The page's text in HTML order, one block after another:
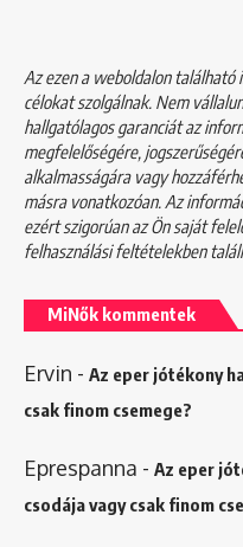
Az ezen a weboldalon
célokat szolgálnak. Nem
hallgatólagos garanciát az
megfelelőségére,
alkalmasságára vagy
másra vonatkozóan. Az
ezért szigorúan az Ön saját
felhasználási feltételekben
MiNők kommentek
Ervin - Az eper jótékony
csak finom csemege?
Eprespanna - Az eper
csodája vagy csak finom